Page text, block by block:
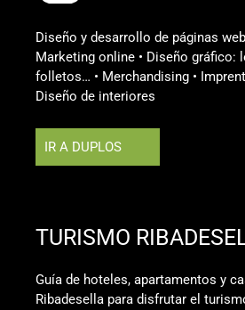
Diseño y desarrollo de páginas
Marketing online • Diseño gráfico:
folletos… • Merchandising •
Diseño de interiores
IR A DUPLOS
TURISMO
Guía de hoteles, apartamentos y
Ribadesella para disfrutar el